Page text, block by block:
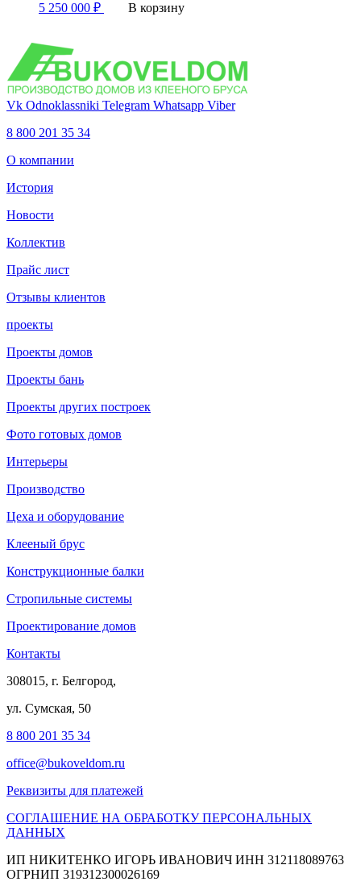
5 250 000 ₽ В корзину
Vk Odnoklassniki Telegram Whatsapp Viber
8 800 201 35 34
О компании
История
Новости
Коллектив
Прайс лист
Отзывы клиентов
проекты
Проекты домов
Проекты бань
Проекты других построек
Фото готовых домов
Интерьеры
Производство
Цеха и оборудование
Клееный брус
Конструкционные балки
Стропильные системы
Проектирование домов
Контакты
308015, г. Белгород,
ул. Сумская, 50
8 800 201 35 34
office@bukoveldom.ru
Реквизиты для платежей
СОГЛАШЕНИЕ НА ОБРАБОТКУ ПЕРСОНАЛЬНЫХ
ДАННЫХ
ИП НИКИТЕНКО ИГОРЬ ИВАНОВИЧ ИНН 312118089763
ОГРНИП 319312300026169